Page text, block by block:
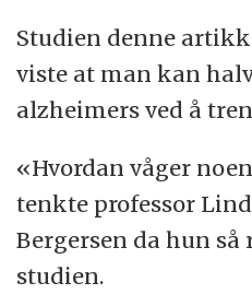
Studien denne
viste at man kan
alzheimers ved å
«Hvordan våger
tenkte professor
Bergersen da hun
studien.